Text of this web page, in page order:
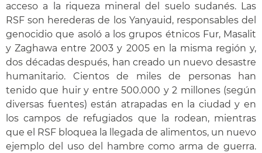
acceso a la riqueza mineral del suelo sudanés. Las
RSF son herederas de los Yanyauid, responsables del
genocidio que asoló a los grupos étnicos Fur, Masalit
y Zaghawa entre 2003 y 2005 en la misma región y,
dos décadas después, han creado un nuevo desastre
humanitario. Cientos de miles de personas han
tenido que huir y entre 500.000 y 2 millones (según
diversas fuentes) están atrapadas en la ciudad y en
los campos de refugiados que la rodean, mientras
que el RSF bloquea la llegada de alimentos, un nuevo
ejemplo del uso del hambre como arma de guerra.